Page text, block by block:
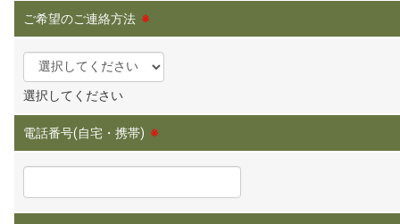
ご希望のご連絡方法 ※
選択してください
電話番号(自宅・携帯) ※